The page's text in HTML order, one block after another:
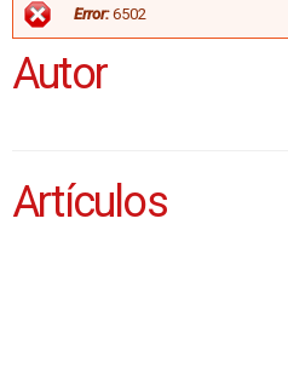
MENSAJE DE
Error:6502
Autor
Artículos